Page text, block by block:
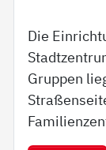
Die
Gruppen